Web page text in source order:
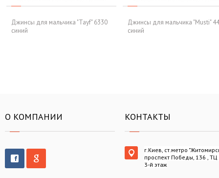
Джинсы для мальчика "Tayf" 6330
синий
Джинсы для мальчика "Musti"
синий
О КОМПАНИИ КОНТАКТЫ
г.Киев, ст.метро
проспект Победы, 136 , ТЦ
3-й этаж